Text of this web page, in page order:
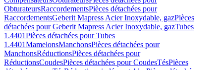
ObturateursRaccordementsPièces détachées pour
RaccordementsGeberit Mapress Acier Inoxydable, gazPièces
détachées pour Geberit Mapress Acier Inoxydable, gazTubes
1.4401Pièces détachées pour Tubes
1.4401MamelonsManchonsPièces détachées pour
ManchonsRéductionsPièces détachées pour
RéductionsCoudesPièces détachées pour CoudesTésPièces